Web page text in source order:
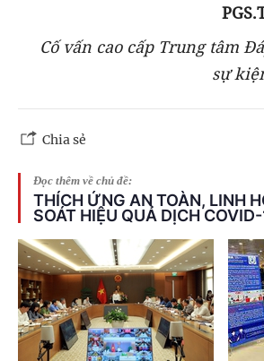
Cố vấn cao cấp Trung tâm
sự
Chia sẻ
Đọc thêm về chủ đề:
THÍCH ỨNG AN TOÀN, LINH
SOÁT HIỆU QUẢ DỊCH